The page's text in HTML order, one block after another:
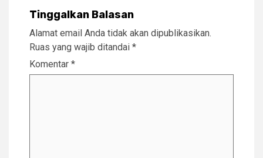
Tinggalkan Balasan
Alamat email Anda tidak akan dipublikasikan.
Ruas yang wajib ditandai *
Komentar *